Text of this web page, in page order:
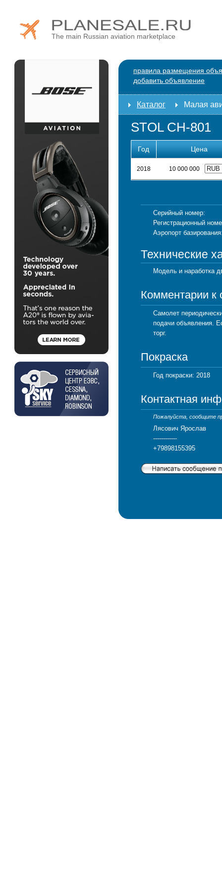
The main Russian aviation marketplace
правила размещения
добавить объявление
Каталог Малая
STOL CH-801
Год Цена
2018 10 000 000
Серийный номер:
Регистрационный
Аэропорт
Технические
Модель и наработка
Комментарии к
Самолет
подачи объявления.
торг.
Покраска
Год покраски: 2018
Контактная
Пожалуйста, сообщите
Лясович Ярослав
------------
+79898155395